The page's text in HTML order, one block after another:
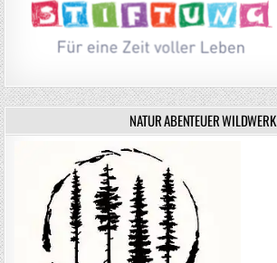
NATUR ABENTEUER WILDWERK